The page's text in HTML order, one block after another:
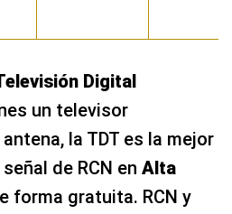
Digital
un televisor
la TDT es la mejor
de RCN en Alta
forma gratuita. RCN y